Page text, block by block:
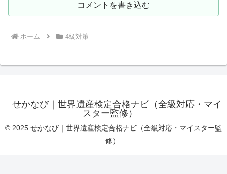
コメントを書き込む
ホーム 4級対策
せかなび｜世界遺産検定合格ナビ（全級対応・マイ
スター監修）
© 2025 せかなび｜世界遺産検定合格ナビ（全級対応・マイスター監
修）.